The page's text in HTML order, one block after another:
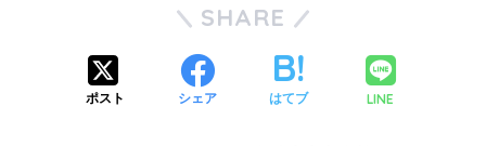
SHARE
ポスト シェア はてブ LINE